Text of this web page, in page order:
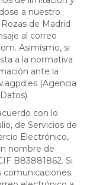
a nuestro
de Madrid
al correo
Asimismo, si
a la normativa
ante la
(Agencia
con lo
de Servicios de
Electrónico,
nombre de
B83881862. Si
comunicaciones